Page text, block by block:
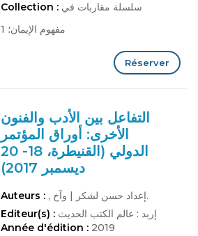
Collection : سلسلة مقاربات في
مفهوم الإيمان؛ 1
Réserver
التفاعل بين الأدب والفنون
الأخرى: أوراق المؤتمر
الدولي (القنيطرة، 18- 20
ديسمبر 2017)
Auteurs : , إعداد حسن لشكر |
وآخ.
Editeur(s) : إربد : عالم الكتب الحديث
Année d'édition : 2019